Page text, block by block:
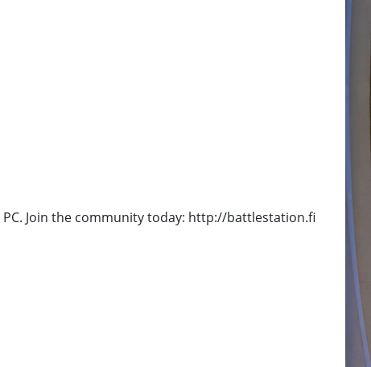
Join the community today: http://battlestation.fi